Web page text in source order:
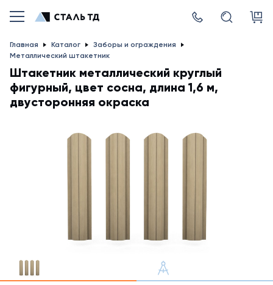
Главная Каталог
Заборы и ограждения
Металлический штакетник
Штакетник металлический круглый
фигурный, цвет сосна, длина 1,6 м,
двусторонняя окраска